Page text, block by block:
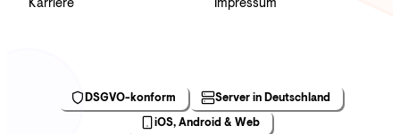
DSGVO-konform
Server in Deutschland
iOS, Android & Web